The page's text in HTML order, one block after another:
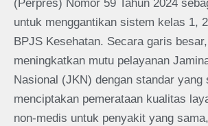
(Perpres) Nomor 59 Tahun 2024
untuk menggantikan sistem kelas 1,
BPJS Kesehatan. Secara garis
meningkatkan mutu pelayanan
Nasional (JKN) dengan standar yang
menciptakan pemerataan kualitas
non-medis untuk penyakit yang